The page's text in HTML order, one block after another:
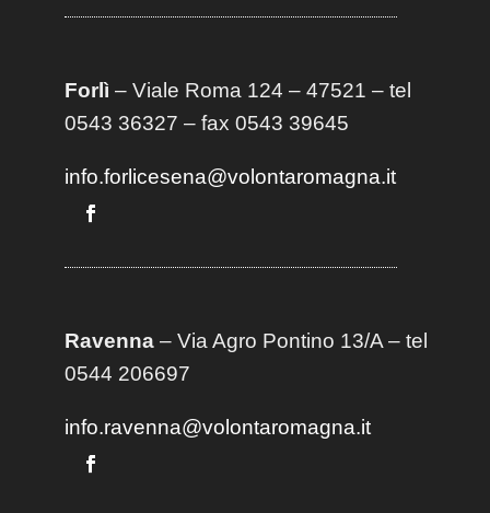
Forlì – Viale Roma 124 – 47521 – tel
0543 36327 – fax 0543 39645
info.forlicesena@volontaromagna.it
Ravenna– Via Agro Pontino 13/A– tel
0544 206697
info.ravenna@volontaromagna.it